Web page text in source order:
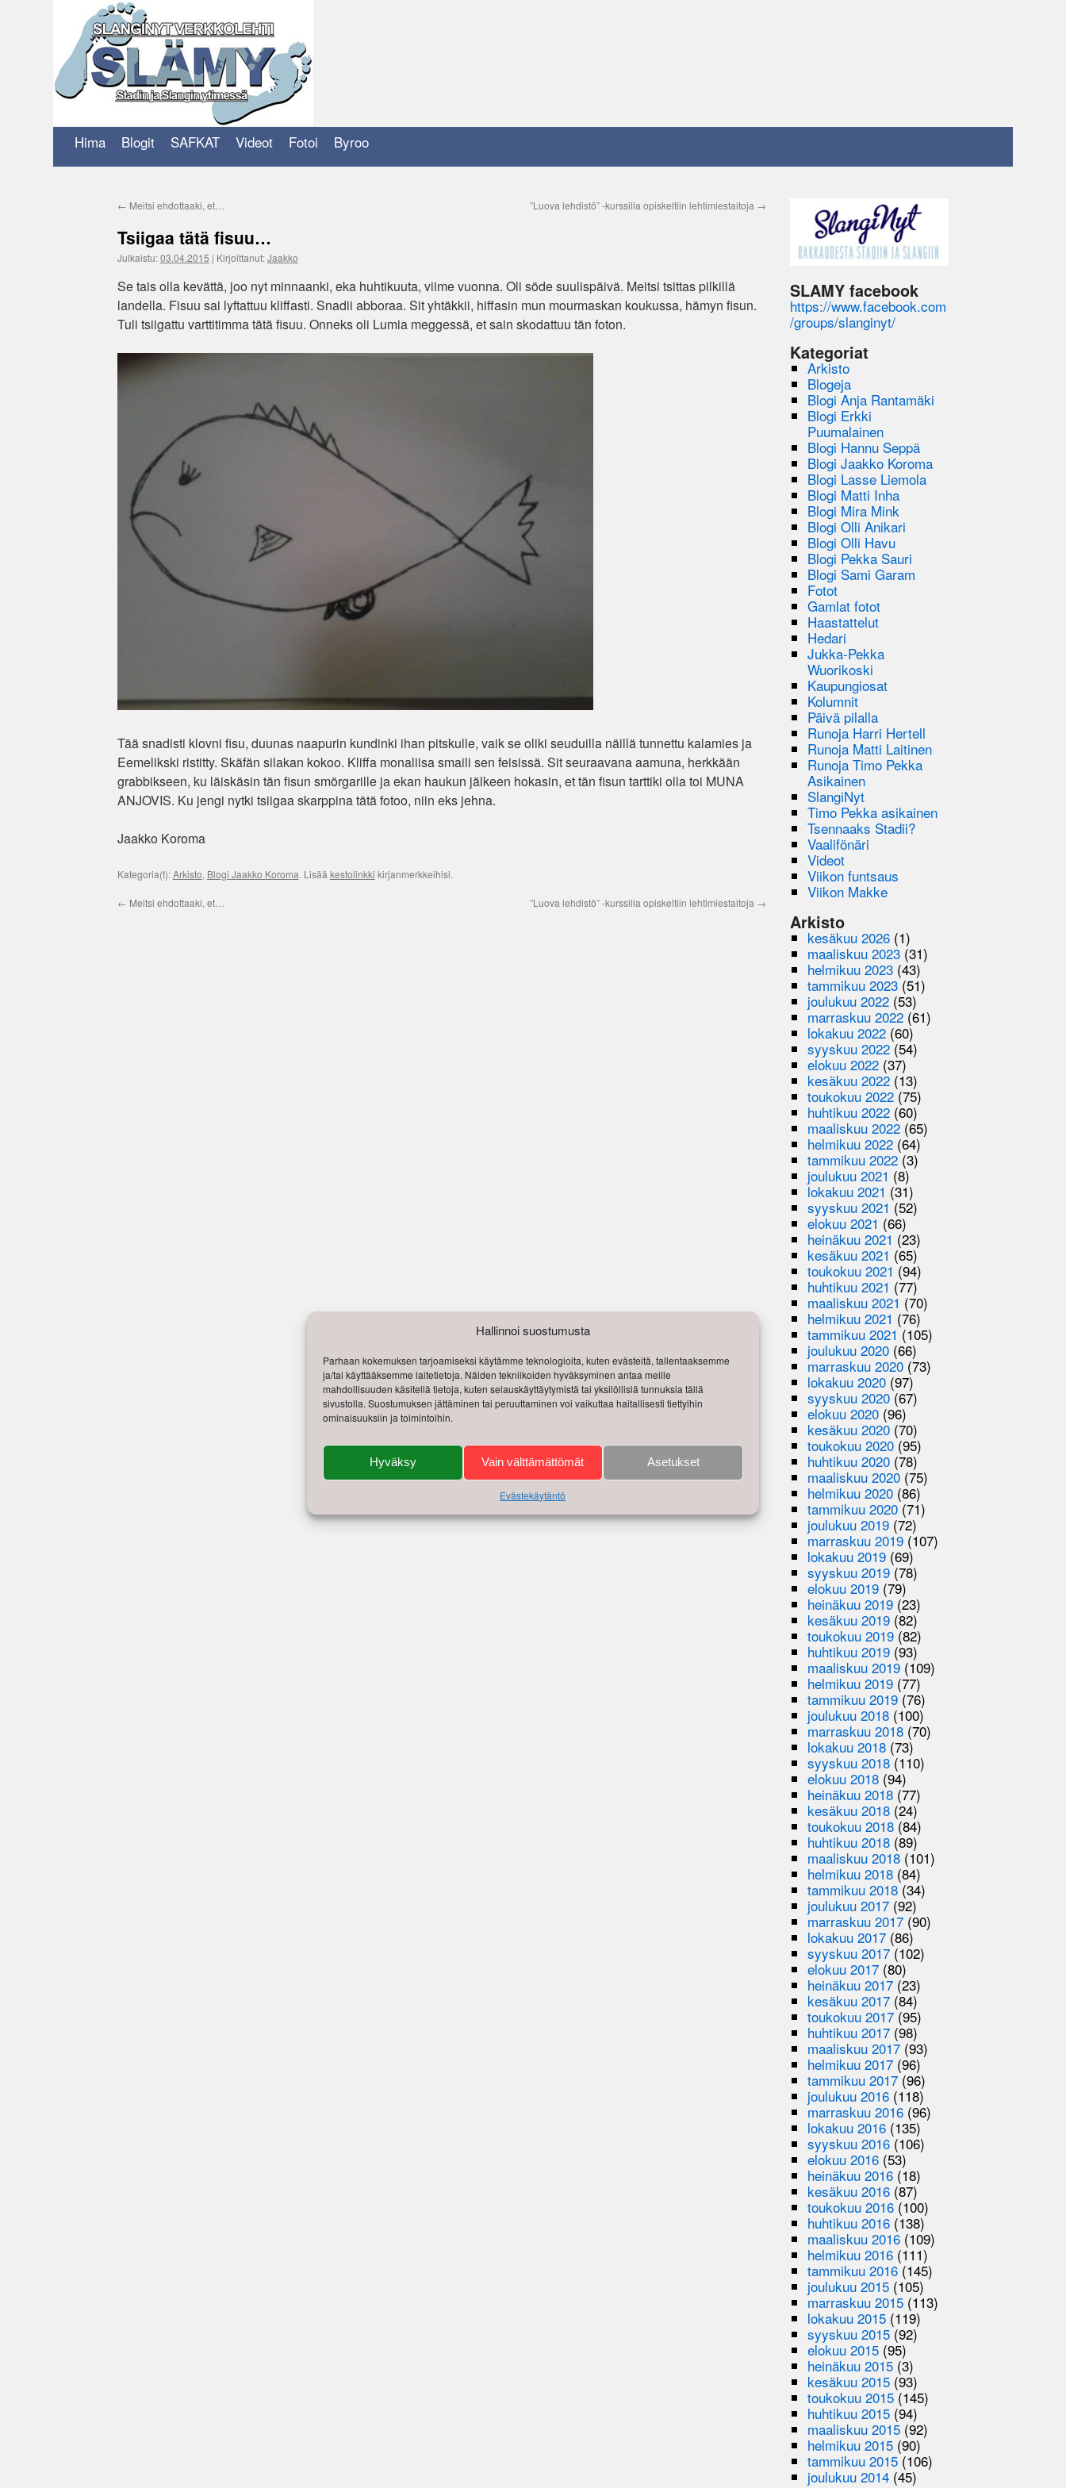
Hallinnoi suostumusta
Parhaan kokemuksen tarjoamiseksi käytämme teknologioita, kuten evästeitä, tallentaaksemme
ja/tai käyttääksemme laitetietoja. Näiden tekniikoiden hyväksyminen antaa meille
mahdollisuuden käsitellä tietoja, kuten selauskäyttäytymistä tai yksilöllisiä tunnuksia tällä
sivustolla. Suostumuksen jättäminen tai peruuttaminen voi vaikuttaa haitallisesti tiettyihin
ominaisuuksiin ja toimintoihin.
Hyväksy Vain välttämättömät Asetukset
Evästekäytäntö
Hima Blogit SAFKAT Videot Fotoi Byroo
← Meitsi ehdottaaki, et… ”Luova lehdistö” -kurssilla opiskeltiin lehtimiestaitoja →
Tsiigaa tätä fisuu…
Julkaistu:03.04.2015 | Kirjoittanut:Jaakko
Se tais olla kevättä, joo nyt minnaanki, eka huhtikuuta, viime vuonna. Oli söde suulispäivä. Meitsi tsittas pilkillä
landella. Fisuu sai lyftattuu kliffasti. Snadii abboraa. Sit yhtäkkii, hiffasin mun mourmaskan koukussa, hämyn fisun.
Tuli tsiigattu varttitimma tätä fisuu. Onneks oli Lumia meggessä, et sain skodattuu tän foton.
Tää snadisti klovni fisu, duunas naapurin kundinki ihan pitskulle, vaik se oliki seuduilla näillä tunnettu kalamies ja
Eemelikski ristitty. Skäfän silakan kokoo. Kliffa monaliisa smaili sen feisissä. Sit seuraavana aamuna, herkkään
grabbikseen, ku läiskäsin tän fisun smörgarille ja ekan haukun jälkeen hokasin, et tän fisun tarttiki olla toi MUNA
ANJOVIS. Ku jengi nytki tsiigaa skarppina tätä fotoo, niin eks jehna.
Jaakko Koroma
Kategoria(t):Arkisto, Blogi Jaakko Koroma. Lisää kestolinkki kirjanmerkkeihisi.
← Meitsi ehdottaaki, et… ”Luova lehdistö” -kurssilla opiskeltiin lehtimiestaitoja →
SLAMY facebook
https://www.facebook.com
/groups/slanginyt/
Kategoriat
Arkisto
Blogeja
Blogi Anja Rantamäki
Blogi Erkki
Puumalainen
Blogi Hannu Seppä
Blogi Jaakko Koroma
Blogi Lasse Liemola
Blogi Matti Inha
Blogi Mira Mink
Blogi Olli Anikari
Blogi Olli Havu
Blogi Pekka Sauri
Blogi Sami Garam
Fotot
Gamlat fotot
Haastattelut
Hedari
Jukka-Pekka
Wuorikoski
Kaupungiosat
Kolumnit
Päivä pilalla
Runoja Harri Hertell
Runoja Matti Laitinen
Runoja Timo Pekka
Asikainen
SlangiNyt
Timo Pekka asikainen
Tsennaaks Stadii?
Vaalifönäri
Videot
Viikon funtsaus
Viikon Makke
Arkisto
kesäkuu 2026 (1)
maaliskuu 2023 (31)
helmikuu 2023 (43)
tammikuu 2023(51)
joulukuu 2022 (53)
marraskuu 2022 (61)
lokakuu 2022 (60)
syyskuu 2022(54)
elokuu 2022 (37)
kesäkuu 2022 (13)
toukokuu 2022(75)
huhtikuu 2022 (60)
maaliskuu 2022 (65)
helmikuu 2022 (64)
tammikuu 2022(3)
joulukuu 2021 (8)
lokakuu 2021 (31)
syyskuu 2021 (52)
elokuu 2021 (66)
heinäkuu 2021 (23)
kesäkuu 2021 (65)
toukokuu 2021 (94)
huhtikuu 2021 (77)
maaliskuu 2021 (70)
helmikuu 2021 (76)
tammikuu 2021 (105)
joulukuu 2020 (66)
marraskuu 2020 (73)
lokakuu 2020 (97)
syyskuu 2020(67)
elokuu 2020 (96)
kesäkuu 2020 (70)
toukokuu 2020(95)
huhtikuu 2020 (78)
maaliskuu 2020 (75)
helmikuu 2020 (86)
tammikuu 2020(71)
joulukuu 2019 (72)
marraskuu 2019 (107)
lokakuu 2019 (69)
syyskuu 2019(78)
elokuu 2019 (79)
heinäkuu 2019 (23)
kesäkuu 2019 (82)
toukokuu 2019(82)
huhtikuu 2019 (93)
maaliskuu 2019 (109)
helmikuu 2019 (77)
tammikuu 2019(76)
joulukuu 2018 (100)
marraskuu 2018 (70)
lokakuu 2018 (73)
syyskuu 2018(110)
elokuu 2018 (94)
heinäkuu 2018 (77)
kesäkuu 2018 (24)
toukokuu 2018(84)
huhtikuu 2018 (89)
maaliskuu 2018 (101)
helmikuu 2018 (84)
tammikuu 2018(34)
joulukuu 2017 (92)
marraskuu 2017 (90)
lokakuu 2017 (86)
syyskuu 2017(102)
elokuu 2017 (80)
heinäkuu 2017 (23)
kesäkuu 2017 (84)
toukokuu 2017(95)
huhtikuu 2017 (98)
maaliskuu 2017 (93)
helmikuu 2017 (96)
tammikuu 2017(96)
joulukuu 2016 (118)
marraskuu 2016 (96)
lokakuu 2016 (135)
syyskuu 2016(106)
elokuu 2016 (53)
heinäkuu 2016 (18)
kesäkuu 2016 (87)
toukokuu 2016(100)
huhtikuu 2016 (138)
maaliskuu 2016 (109)
helmikuu 2016 (111)
tammikuu 2016(145)
joulukuu 2015 (105)
marraskuu 2015 (113)
lokakuu 2015 (119)
syyskuu 2015(92)
elokuu 2015 (95)
heinäkuu 2015 (3)
kesäkuu 2015 (93)
toukokuu 2015(145)
huhtikuu 2015 (94)
maaliskuu 2015 (92)
helmikuu 2015 (90)
tammikuu 2015(106)
joulukuu 2014 (45)